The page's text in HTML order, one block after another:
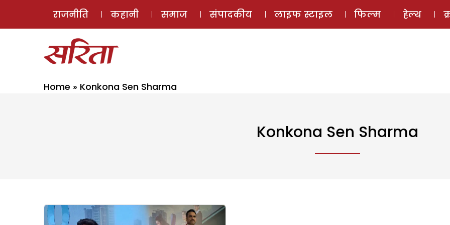
ई-मैगज़ीन
राजनीति कहानी समाज संपादकीय लाइफ स्टाइल फिल्म हेल्थ
Home » Konkona Sen Sharma
Konkona Sen Sharma